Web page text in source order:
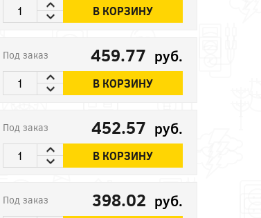
В КОРЗИНУ
Под заказ 459.77 руб.
В КОРЗИНУ
Под заказ 452.57 руб.
В КОРЗИНУ
Под заказ 398.02 руб.